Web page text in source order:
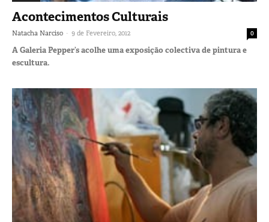
Acontecimentos Culturais
Natacha Narciso - 9 de Fevereiro, 2012 0
A Galeria Pepper’s acolhe uma exposição colectiva de pintura e
escultura.